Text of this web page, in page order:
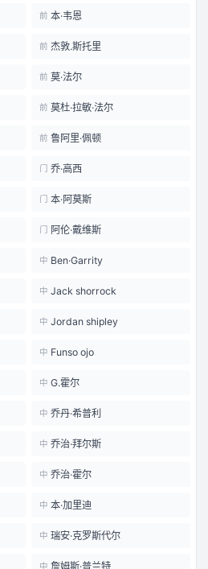
前 本·韦恩
前 杰敦.斯托里
前 莫·法尔
前 莫杜·拉敏·法尔
前 鲁阿里·佩顿
门 乔·高西
门 本·阿莫斯
门 阿伦·戴维斯
中 Ben·Garrity
中 Jack shorrock
中 Jordan shipley
中 Funso ojo
中 G.霍尔
中 乔丹·希普利
中 乔治·拜尔斯
中 乔治·霍尔
中 本·加里迪
中 瑞安·克罗斯代尔
中 詹姆斯·普兰特